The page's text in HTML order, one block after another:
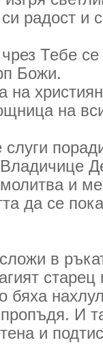
радост и
Тебе се
Божи.
на
на
и ме
да се
в
бяха
И
и